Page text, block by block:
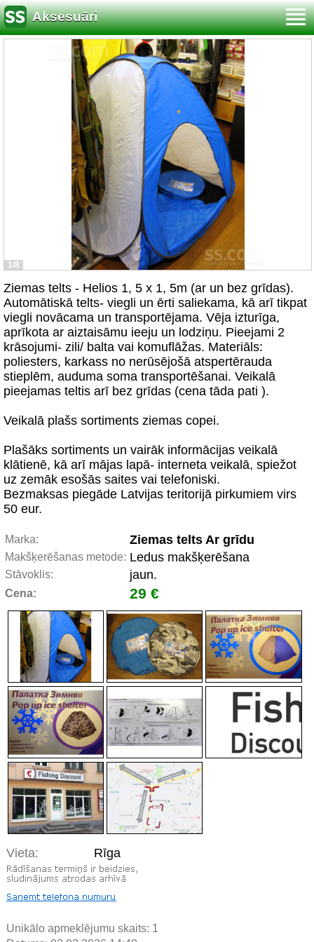
Aksesuāri
1/8
Ziemas telts - Helios 1, 5 x 1, 5m (ar un bez grīdas).
Automātiskā telts- viegli un ērti saliekama, kā arī tikpat
viegli novācama un transportējama. Vēja izturīga,
aprīkota ar aiztaisāmu ieeju un lodziņu. Pieejami 2
krāsojumi- zili/ balta vai komuflāžas. Materiāls:
poliesters, karkass no nerūsējošā atspertērauda
stieplēm, auduma soma transportēšanai. Veikalā
pieejamas teltis arī bez grīdas (cena tāda pati ).
Veikalā plašs sortiments ziemas copei.
Plašāks sortiments un vairāk informācijas veikalā
klātienē, kā arī mājas lapā- interneta veikalā, spiežot
uz zemāk esošās saites vai telefoniski.
Bezmaksas piegāde Latvijas teritorijā pirkumiem virs
50 eur.
Marka: Ziemas telts Ar grīdu
Makšķerēšanas metode: Ledus makšķerēšana
Stāvoklis: jaun.
Cena: 29 €
Vieta: Rīga
Unikālo apmeklējumu skaits: 1